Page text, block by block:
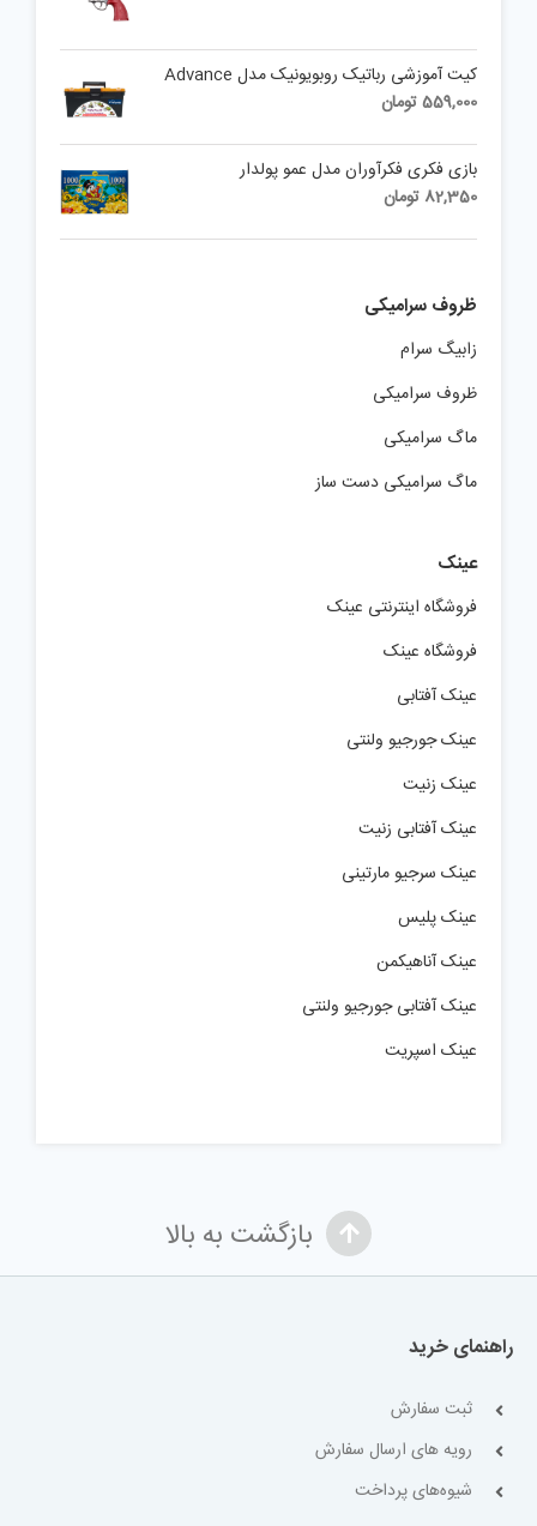
کیت آموزشی رباتیک روبویونیک مدل Advance
559,000تومان
بازی فکری فکرآوران مدل عمو پولدار
82,350 تومان
ظروف سرامیکی
زابیگ سرام
ظروف سرامیکی
ماگ سرامیکی
ماگ سرامیکی دست ساز
عینک
فروشگاه اینترنتی عینک
فروشگاه عینک
عینک آفتابی
عینک جورجیو ولنتی
عینک زنیت
عینک آفتابی زنیت
عینک سرجیو مارتینی
عینک پلیس
عینک آناهیکمن
عینک آفتابی جورجیو ولنتی
عینک اسپریت
بازگشت به بالا
راهنمای خرید
ثبت سفارش
رویه های ارسال سفارش
شیوه‌های پرداخت